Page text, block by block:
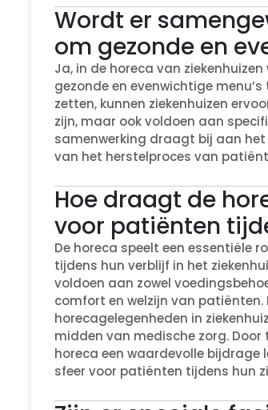
Wordt er
om gezonde en
Ja, in de horeca van
gezonde en evenwichtige
zetten, kunnen ziekenhuizen
zijn, maar ook voldoen aan
samenwerking draagt bij aan
van het herstelproces van
Hoe draagt de
voor patiënten
De horeca speelt een essentiële
tijdens hun verblijf in het
voldoen aan zowel
comfort en welzijn van
horecagelegenheden in
midden van medische zorg.
horeca een waardevolle bijdrage
sfeer voor patiënten tijdens hun